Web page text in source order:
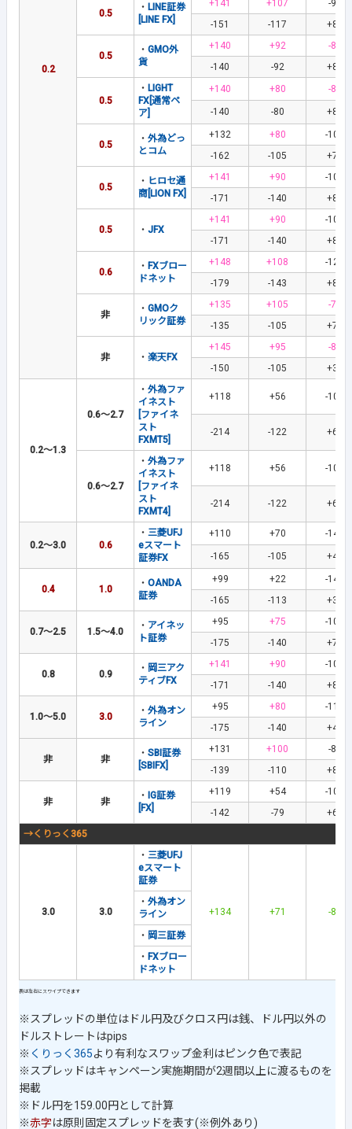
0.2
0.5
・ LINE証券
[LINE FX]
+141 +107
-96
-151
-117 +80
0.5
・ GMO外
貨
+140 +92
-80
-140
-92 +80
0.5
・ LIGHT
FX[通常ペ
ア]
+140 +80 -83
-140 -80 +83
0.5
・ 外為どっ
とコム
+132 +80
-109
-162
-105 +77
0.5
・ ヒロセ通
商[LION FX]
+141 +90
-101
-171
-140 +80
0.5 ・ JFX
+141 +90
-101
-171
-140 +80
0.6
・ FXブロー
ドネット
+148 +108
-126
-179
-143 +83
非
・ GMOク
リック証券
+135 +105
-77
-135
-105 +77
非 ・ 楽天FX
+145 +95
-86
-150
-105 +39
0.2～1.3
0.6～2.7
・ 外為ファ
イネスト
[ファイネ
スト
FXMT5]
+118 +56 -103
-214 -122 +69
0.6～2.7
・ 外為ファ
イネスト
[ファイネ
スト
FXMT4]
+118 +56 -103
-214 -122 +69
0.2～3.0 0.6
・ 三菱UFJ
eスマート
証券FX
+110 +70 -142
-165 -105 +47
0.4 1.0
・ OANDA
証券
+99 +22
-140
-165
-113 +38
0.7～2.5 1.5～4.0
・ アイネッ
ト証券
+95 +75
-104
-175
-140 +75
0.8 0.9
・ 岡三アク
ティブFX
+141 +90
-101
-171
-140 +80
1.0～5.0 3.0
・ 外為オン
ライン
+95 +80
-110
-175
-140 +40
非 非
・ SBI証券
[SBIFX]
+131 +100
-87
-139
-110 +82
非 非
・ IG証券
[FX]
+119 +54
-104
-142
-79
+68
→くりっく365
3.0 3.0
・ 三菱UFJ
eスマート
証券
+134 +71 -86
・ 外為オン
ライン
・ 岡三証券
・ FXブロー
ドネット
※スプレッドの単位はドル円及びクロス円は銭、ドル円以外の
ドルストレートはpips
※ くりっく365より有利なスワップ金利はピンク色で表記
※スプレッドはキャンペーン実施期間が2週間以上に渡るものを
掲載
※ドル円を159.00円として計算
※赤字は原則固定スプレッドを表す(※例外あり)